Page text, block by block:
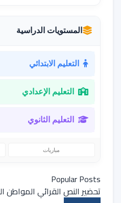
المستويات الدراسية
التعليم الابتدائي
التعليم الإعدادي
التعليم الثانوي
مباريات
Popular Posts
تحضير النص القرائي المواطن